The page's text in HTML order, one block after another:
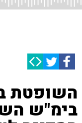
השופטת
בימ"ש